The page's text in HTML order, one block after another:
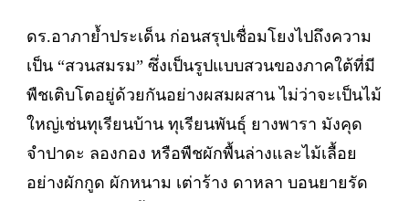
ดร.อาภาย้ำประเด็น ก่อนสรุปเชื่อมโยงไปถึงความ
เป็น “สวนสมรม” ซึ่งเป็นรูปแบบสวนของภาคใต้ที่มี
พืชเติบโตอยู่ด้วยกันอย่างผสมผสาน ไม่ว่าจะเป็นไม้
ใหญ่เช่นทุเรียนบ้าน ทุเรียนพันธุ์ ยางพารา มังคุด
จำปาดะ ลองกอง หรือพืชผักพื้นล่างและไม้เลื้อย
อย่างผักกูด ผักหนาม เต่าร้าง ดาหลา บอนยายรัด